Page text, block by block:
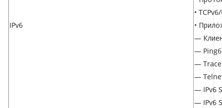
IPv6
•
•
—
— Ping6
—
—
— IPv6
— IPv6